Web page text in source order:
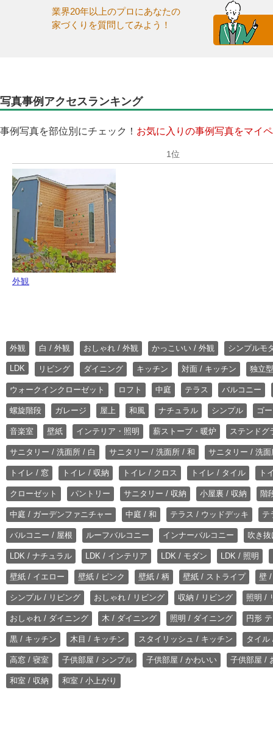
業界20年以上のプロにあなたの
家づくりを質問してみよう！
写真事例アクセスランキング
事例写真を部位別にチェック！ お気に入りの事例写真をマイ
外観
外観 白 / 外観 おしゃれ / 外観 かっこいい / 外観 シンプルモ
LDK リビング ダイニング キッチン 対面 / キッチン 独立
ウォークインクローゼット ロフト 中庭 テラス バルコニー
螺旋階段 ガレージ 屋上 和風 ナチュラル シンプル ゴ
音楽室 壁紙 インテリア・照明 薪ストーブ・暖炉 ステンドグ
サニタリー / 洗面所 / 白 サニタリー / 洗面所 / 和 サニタリー / 洗
トイレ / 窓 トイレ / 収納 トイレ / クロス トイレ / タイル ト
クローゼット パントリー サニタリー / 収納 小屋裏 / 収納 階
中庭 / ガーデンファニチャー 中庭 / 和 テラス / ウッドデッキ テ
バルコニー / 屋根 ルーフバルコニー インナーバルコニー 吹き
LDK / ナチュラル LDK / インテリア LDK / モダン LDK / 照明
壁紙 / イエロー 壁紙 / ピンク 壁紙 / 柄 壁紙 / ストライプ 壁
シンプル / リビング おしゃれ / リビング 収納 / リビング 照明 /
おしゃれ / ダイニング 木 / ダイニング 照明 / ダイニング 円形
黒 / キッチン 木目 / キッチン スタイリッシュ / キッチン タイル
高窓 / 寝室 子供部屋 / シンプル 子供部屋 / かわいい 子供部屋 /
和室 / 収納 和室 / 小上がり